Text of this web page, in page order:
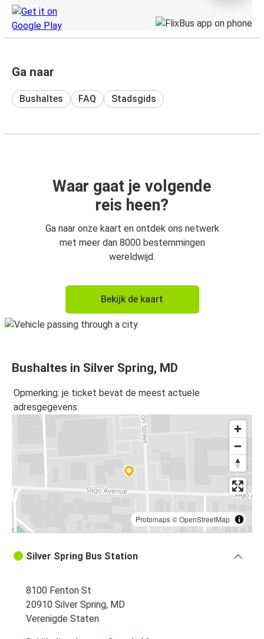
Ga naar
Bushaltes FAQ Stadsgids
Waar gaat je volgende
reis heen?
Ga naar onze kaart en ontdek ons netwerk
met meer dan 8000 bestemmingen
wereldwijd.
Bekijk de kaart
Bushaltes in Silver Spring, MD
Opmerking: je ticket bevat de meest actuele
adresgegevens.
Protomaps©OpenStreetMap
Silver Spring Bus Station
8100 Fenton St
20910 Silver Spring, MD
Verenigde Staten